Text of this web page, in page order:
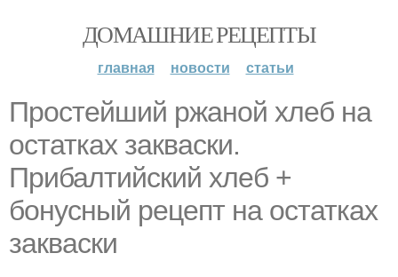
ДОМАШНИЕ РЕЦЕПТЫ
главная новости статьи
Простейший ржаной хлеб на
остатках закваски.
Прибалтийский хлеб +
бонусный рецепт на остатках
закваски